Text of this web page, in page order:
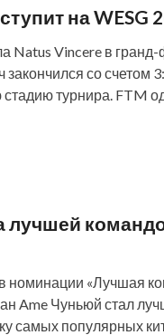
на WESG
Natus Vincere в
закончился со
турнира. FTM
лучшей
номинации «Лучшая
Ame Чуньюй стал
самых популярных